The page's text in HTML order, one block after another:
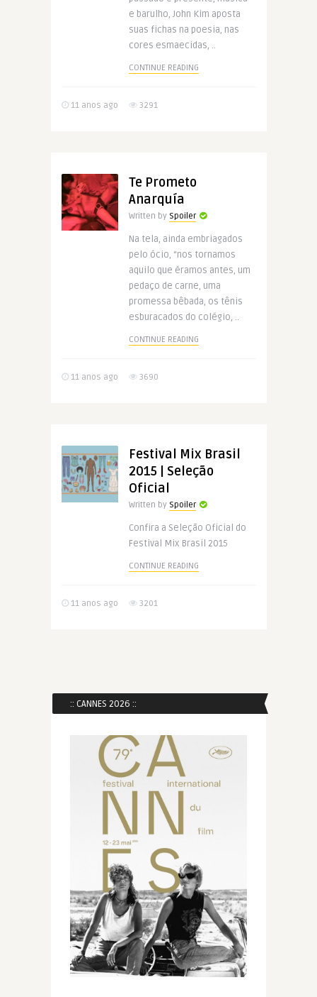
e barulho, John Kim aposta
suas fichas na poesia, nas
cores esmaecidas, ..
CONTINUE READING
11 anos ago 3291
Te Prometo
Anarquía
Written by Spoiler
Na tela, ainda embriagados
pelo ócio, “nos tornamos
aquilo que éramos antes, um
pedaço de carne, uma
promessa bêbada, os tênis
esburacados do colégio, ..
CONTINUE READING
11 anos ago 3690
Festival Mix Brasil
2015 | Seleção
Oficial
Written by Spoiler
Confira a Seleção Oficial do
Festival Mix Brasil 2015
CONTINUE READING
11 anos ago 3201
:: CANNES 2026 ::